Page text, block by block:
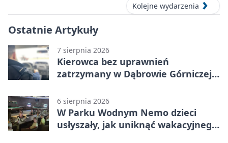
Kolejne wydarzenia
Ostatnie Artykuły
7 sierpnia 2026
Kierowca bez uprawnień
zatrzymany w Dąbrowie Górniczej.
6 sierpnia 2026
W Parku Wodnym Nemo dzieci
usłyszały, jak uniknąć wakacyjnego